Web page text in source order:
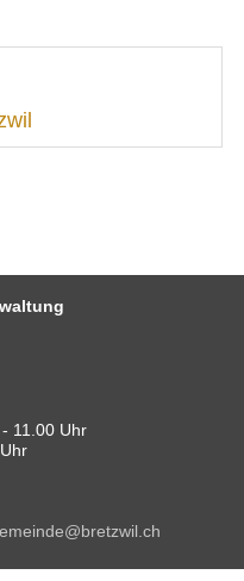
11.00 Uhr
m nd br tzw l ch